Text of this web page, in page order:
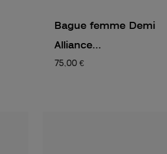
Bague femme Demi
Alliance...
75,00 €